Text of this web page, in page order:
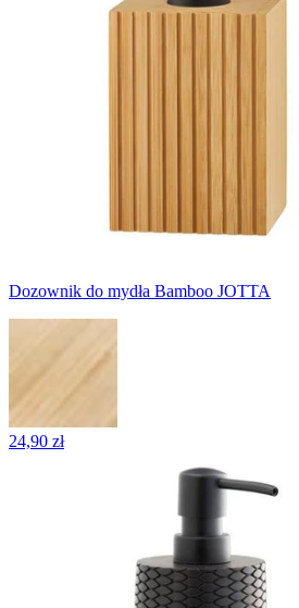
Dozownik do mydła Bamboo JOTTA
24,90 zł